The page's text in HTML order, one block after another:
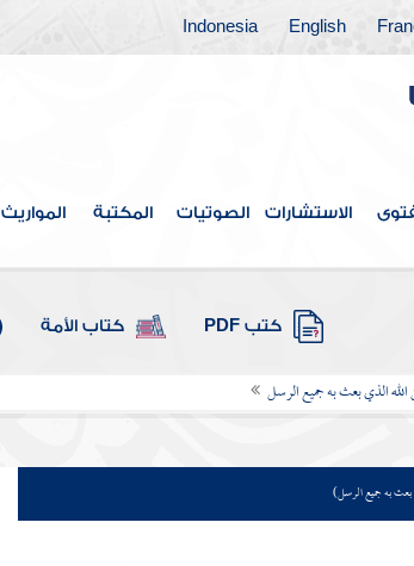
English
Indonesia
الاستشارات الصوتيات المكتبة المواريث
كتب PDF كتاب الأمة
الله الذي بعث به جميع الرسل
به جميع الرسل)